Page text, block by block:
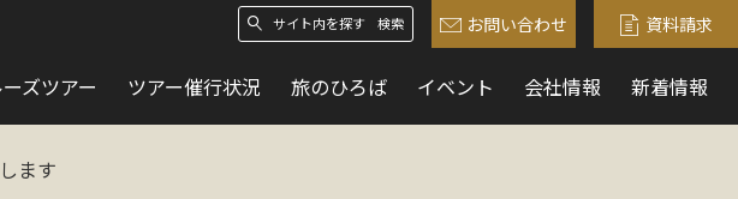
検索 お問い合わせ 資料請求
ズツアー ツアー催行状況 旅のひろば イベント 会社情報 新着情報
ます